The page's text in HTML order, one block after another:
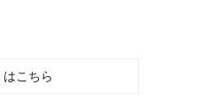
こちら